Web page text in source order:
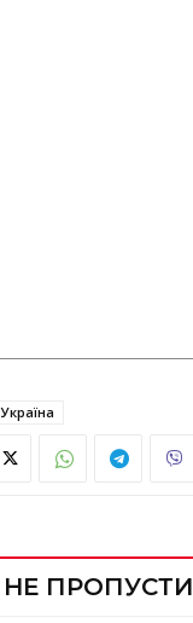
Україна
НЕ ПРОПУСТИ